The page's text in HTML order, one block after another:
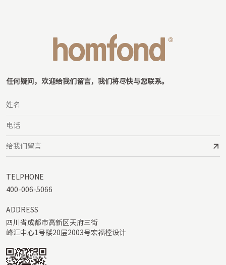
任何疑问，欢迎给我们留言，我们将尽快与您联系。
TELPHONE
400-006-5066
ADDRESS
四川省成都市高新区天府三街
峰汇中心1号楼20层2003号宏福樘设计